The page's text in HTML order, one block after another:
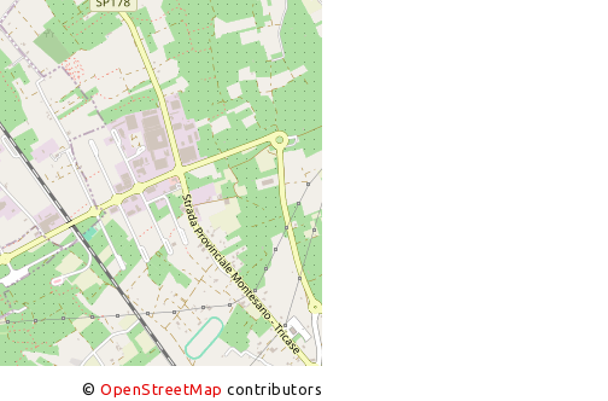
© OpenStreetMap contributors